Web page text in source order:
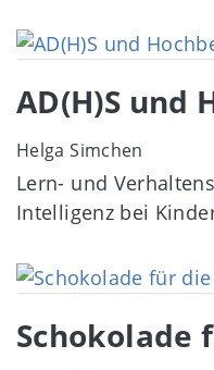
Image
AD(H)S und
Helga Simchen
Lern- und
Intelligenz bei
Image
Schokolade